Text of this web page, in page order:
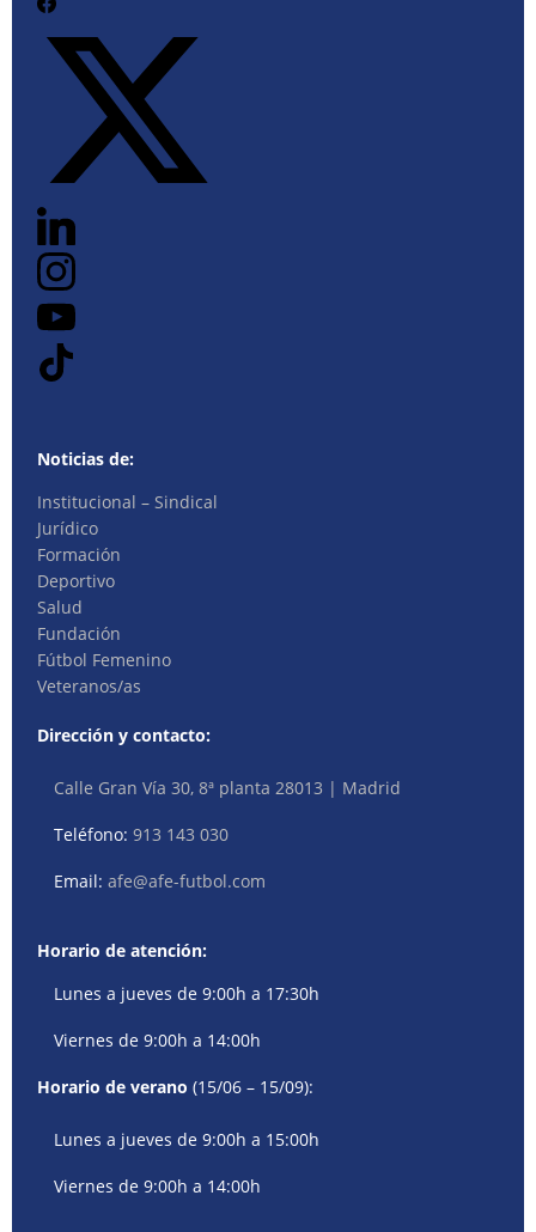
Noticias de:
Institucional – Sindical
Jurídico
Formación
Deportivo
Salud
Fundación
Fútbol Femenino
Veteranos/as
Dirección y contacto:
Calle Gran Vía 30, 8ª planta 28013 | Madrid
Teléfono:913 143 030
Email:afe@afe-futbol.com
Horario de atención:
Lunes a jueves de 9:00h a 17:30h
Viernes de 9:00h a 14:00h
Horario de verano (15/06 – 15/09):
Lunes a jueves de 9:00h a 15:00h
Viernes de 9:00h a 14:00h